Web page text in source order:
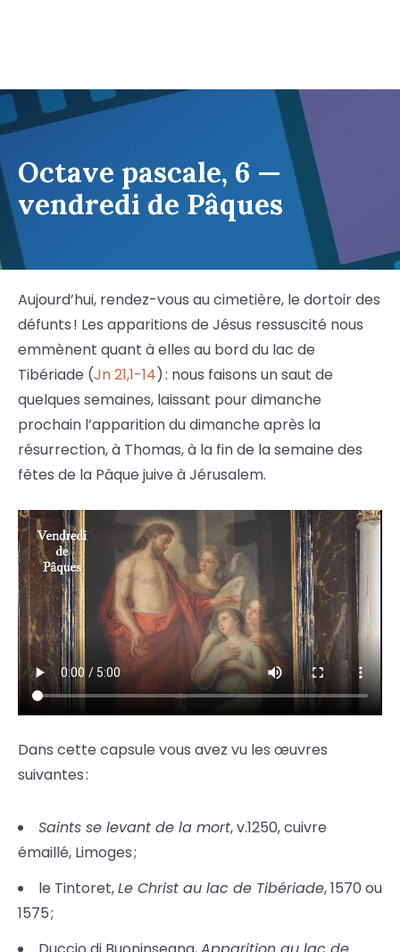
Octave pascale, 6 —
vendredi de Pâques
Aujourd’hui, rendez-vous au cimetière, le dortoir des
défunts ! Les apparitions de Jésus ressuscité nous
emmènent quant à elles au bord du lac de
Tibériade (Jn 21,1-14) : nous faisons un saut de
quelques semaines, laissant pour dimanche
prochain l’apparition du dimanche après la
résurrection, à Thomas, à la fin de la semaine des
fêtes de la Pâque juive à Jérusalem.
Dans cette capsule vous avez vu les œuvres
suivantes :
Saints se levant de la mort, v.1250, cuivre
émaillé, Limoges ;
le Tintoret,Le Christ au lac de Tibériade, 1570 ou
1575 ;